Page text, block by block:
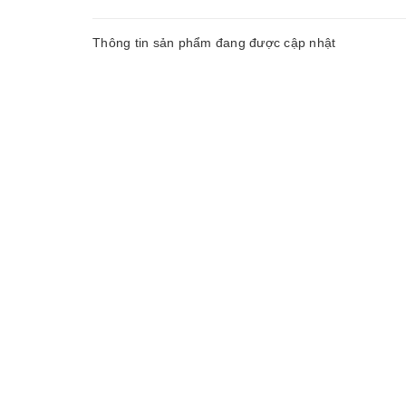
Thông tin sản phẩm đang được cập nhật